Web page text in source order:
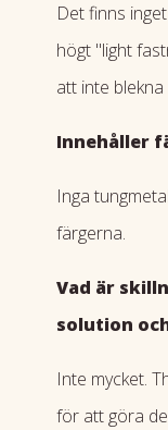
Det finns
högt "light
att inte
Innehåller
Inga
färgerna.
Vad är
solution
Inte mycket.
för att göra